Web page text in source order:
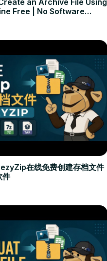
Free | No Software
在线免费创建存档文件
件